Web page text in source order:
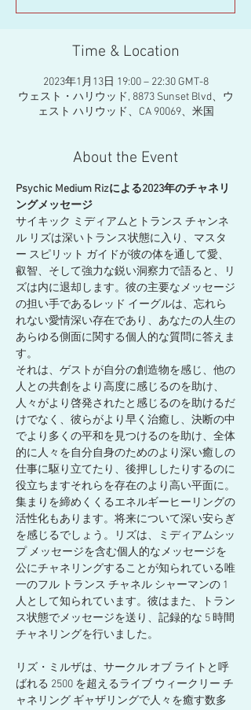
Time & Location
2023年1月13日 19:00 – 22:30 GMT-8
ウェスト・ハリウッド, 8873 Sunset Blvd、ウ
ェスト ハリウッド、CA 90069、米国
About the Event
Psychic Medium Rizによる2023年のチャネリ
ングメッセージ
サイキック ミディアムとトランス チャンネ
ル リズは深いトランス状態に入り、マスタ
ー スピリット ガイドが彼の体を通して愛、
叡智、そして強力な鋭い洞察力で語ると、リ
ズは内に退却します。彼の主要なメッセージ
の担い手であるレッド イーグルは、忘れら
れない愛情深い存在であり、あなたの人生の
あらゆる側面に関する個人的な質問に答えま
す。
それは、ゲストが自分の創造物を感じ、他の
人との共創をより高度に感じるのを助け、
人々がより啓発されたと感じるのを助けるだ
けでなく、彼らがより早く治癒し、決断の中
でより多くの平和を見つけるのを助け、全体
的に人々を自分自身のためのより深い癒しの
仕事に駆り立てたり、後押ししたりするのに
役立ちますそれらを存在のより高い平面に。
集まりを締めくくるエネルギーヒーリングの
活性化もあります。将来について深い安らぎ
を感じるでしょう。リズは、ミディアムシッ
プ メッセージを含む個人的なメッセージを
公にチャネリングすることが知られている唯
一のフル トランス チャネル シャーマンの 1
人として知られています。彼はまた、トラン
ス状態でメッセージを送り、記録的な 5 時間
チャネリングを行いました。
リズ・ミルザは、サークル オブ ライトと呼
ばれる 2500 を超えるライブ ウィークリー チ
ャネリング ギャザリングで人々を癒す数多